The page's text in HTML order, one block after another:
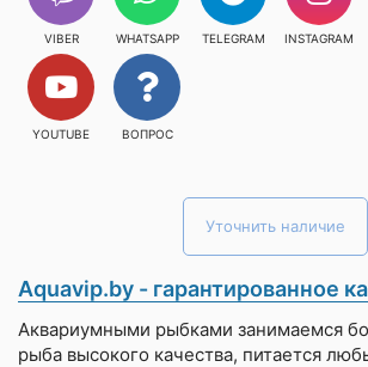
VIBER WHATSAPP TELEGRAM INSTAGRAM
YOUTUBE ВОПРОС
Уточнить наличие
Aquavip.by - гарантированное
Аквариумными рыбками занимаемся
рыба высокого качества, питается